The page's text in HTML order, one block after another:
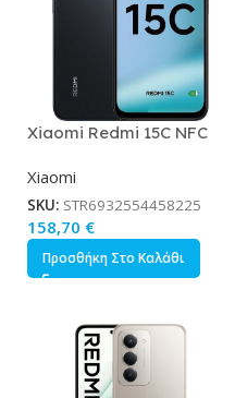
Xiaomi Redmi 15C NFC
Midnight Black
Xiaomi
SKU: STR6932554458225
158,70 €
Προσθήκη Στο Καλάθι